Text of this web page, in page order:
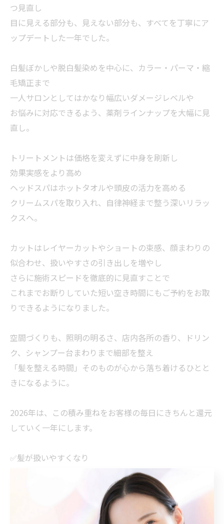
つ見直し
目に見える部分も、見えない部分も、すべてを丁寧にア
ップデートした一年でした。
白髪ぼかしや脱白髪染めを中心に、カラー・パーマ・縮
毛矯正まで
一人サロンとしてはかなり幅広いダメージレベルや
お悩みに対応できるよう、薬剤ラインナップを大幅に見
直し。
トリートメントは価格を変えずに中身を刷新し
効果実感をより高め
ヘッドスパはホットタオルや頭皮の活力を高める
クリームスパを取り入れ、自律神経まで整う深いリラッ
クスへ。
カットはレイヤーカットやショートの束感、顔まわりの
似合わせ、扱いやすさの引き出しを増やし
さらに施術スピードを徹底的に見直すことで
これまでお断りしていた短い空き時間にもご予約をお取
りできるようになりました。
空間づくりも、照明の明るさ、店内各所の香り、ドリン
ク、シャンプー台まわりまで細部を整え
「髪を整える時間」そのものが心から落ち着けるひとと
きになるように。
2026年は、この積み重ねをお客様の毎日にきちんと還元
していく一年にします。
✅髪が扱いやすくなり
✅白髪やエイジングの悩みが軽くなり
✅気持ちまで少し軽くなって帰れる場所であり続けられ